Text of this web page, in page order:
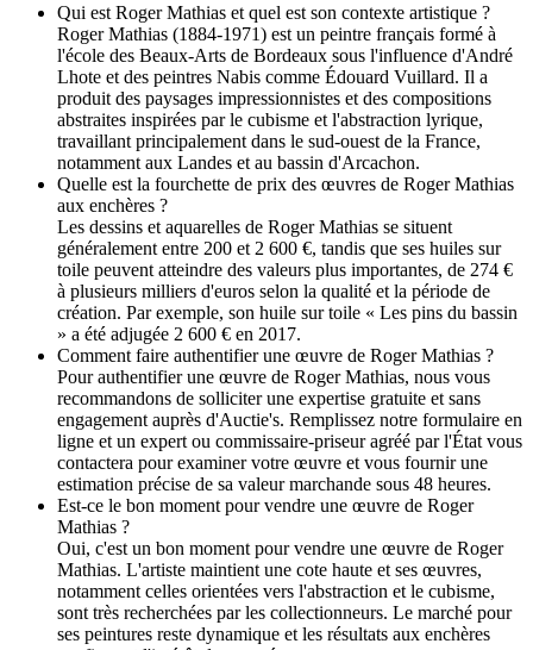
Qui est Roger Mathias et quel est son contexte artistique ?
Roger Mathias (1884-1971) est un peintre français formé à
l'école des Beaux-Arts de Bordeaux sous l'influence d'André
Lhote et des peintres Nabis comme Édouard Vuillard. Il a
produit des paysages impressionnistes et des compositions
abstraites inspirées par le cubisme et l'abstraction lyrique,
travaillant principalement dans le sud-ouest de la France,
notamment aux Landes et au bassin d'Arcachon.
Quelle est la fourchette de prix des œuvres de Roger Mathias
aux enchères ?
Les dessins et aquarelles de Roger Mathias se situent
généralement entre 200 et 2 600 €, tandis que ses huiles sur
toile peuvent atteindre des valeurs plus importantes, de 274 €
à plusieurs milliers d'euros selon la qualité et la période de
création. Par exemple, son huile sur toile « Les pins du bassin
» a été adjugée 2 600 € en 2017.
Comment faire authentifier une œuvre de Roger Mathias ?
Pour authentifier une œuvre de Roger Mathias, nous vous
recommandons de solliciter une expertise gratuite et sans
engagement auprès d'Auctie's. Remplissez notre formulaire en
ligne et un expert ou commissaire-priseur agréé par l'État vous
contactera pour examiner votre œuvre et vous fournir une
estimation précise de sa valeur marchande sous 48 heures.
Est-ce le bon moment pour vendre une œuvre de Roger
Mathias ?
Oui, c'est un bon moment pour vendre une œuvre de Roger
Mathias. L'artiste maintient une cote haute et ses œuvres,
notamment celles orientées vers l'abstraction et le cubisme,
sont très recherchées par les collectionneurs. Le marché pour
ses peintures reste dynamique et les résultats aux enchères